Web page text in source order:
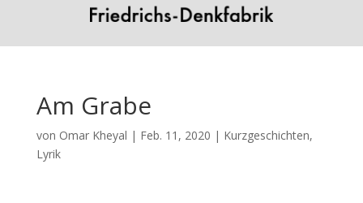
Am Grabe
von Omar Kheyal | Feb. 11, 2020 | Kurzgeschichten,
Lyrik